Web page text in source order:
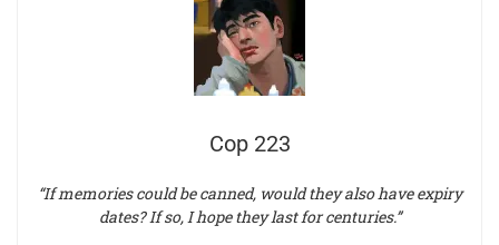
Cop 223
“If memories could be canned, would they also have expiry
dates? If so, I hope they last for centuries.”